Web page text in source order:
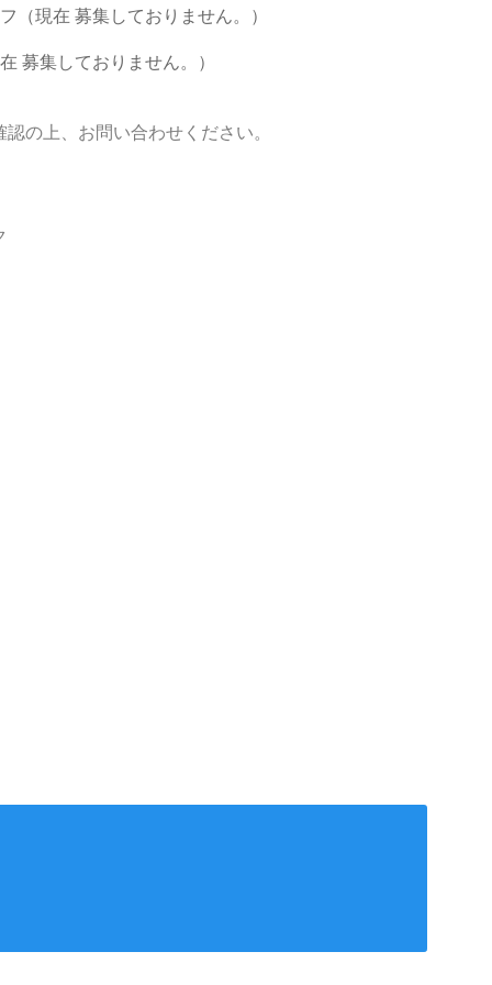
（現在 募集しておりません。）
募集しておりません。）
の上、お問い合わせください。